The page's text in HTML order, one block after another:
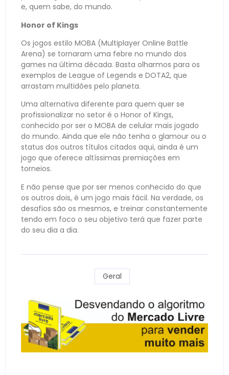
e, quem sabe, do mundo.
Honor of Kings
Os jogos estilo MOBA (Multiplayer Online Battle
Arena) se tornaram uma febre no mundo dos
games na última década. Basta olharmos para os
exemplos de League of Legends e DOTA2, que
arrastam multidões pelo planeta.
Uma alternativa diferente para quem quer se
profissionalizar no setor é o Honor of Kings,
conhecido por ser o MOBA de celular mais jogado
do mundo. Ainda que ele não tenha o glamour ou o
status dos outros títulos citados aqui, ainda é um
jogo que oferece altíssimas premiações em
torneios.
E não pense que por ser menos conhecido do que
os outros dois, é um jogo mais fácil. Na verdade, os
desafios são os mesmos, e treinar constantemente
tendo em foco o seu objetivo terá que fazer parte
do seu dia a dia.
Geral